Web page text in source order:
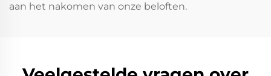
aan het nakomen van onze beloften.